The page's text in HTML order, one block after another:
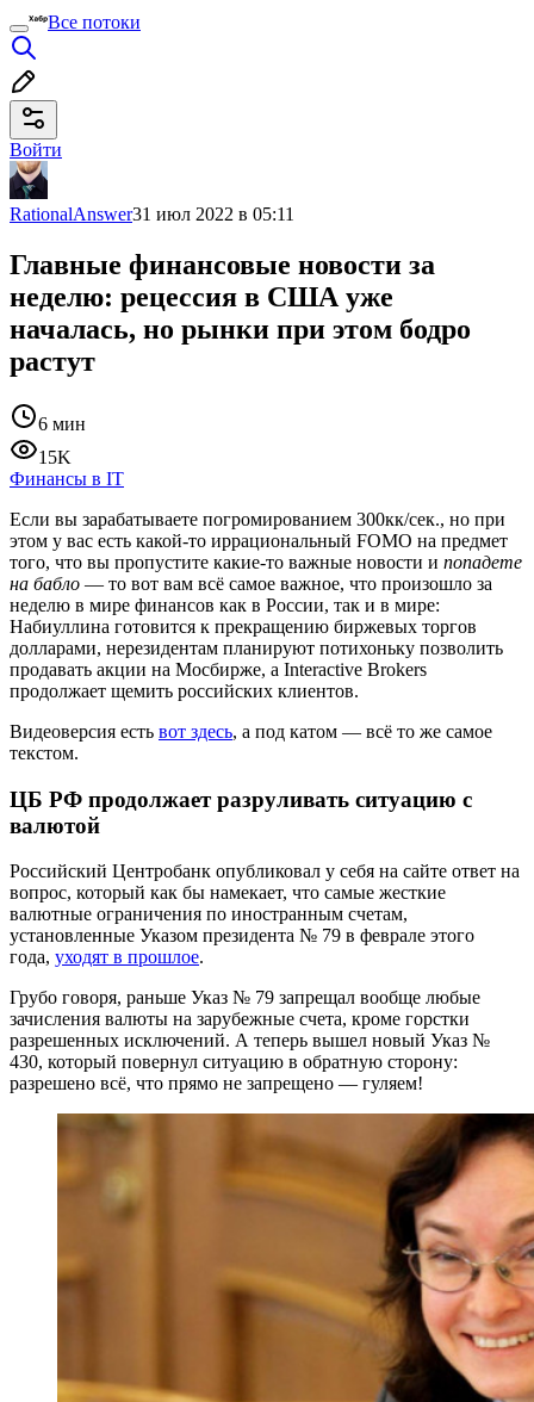
Все потоки
Войти
RationalAnswer31 июл 2022 в 05:11
Главные финансовые новости за
неделю: рецессия в США уже
началась, но рынки при этом бодро
растут
6 мин
15K
Финансы в IT
Если вы зарабатываете погромированием 300кк/сек., но при
этом у вас есть какой-то иррациональный FOMO на предмет
того, что вы пропустите какие-то важные новости и попадете
на бабло — то вот вам всё самое важное, что произошло за
неделю в мире финансов как в России, так и в мире:
Набиуллина готовится к прекращению биржевых торгов
долларами, нерезидентам планируют потихоньку позволить
продавать акции на Мосбирже, а Interactive Brokers
продолжает щемить российских клиентов.
Видеоверсия есть вот здесь, а под катом — всё то же самое
текстом.
ЦБ РФ продолжает разруливать ситуацию с
валютой
Российский Центробанк опубликовал у себя на сайте ответ на
вопрос, который как бы намекает, что самые жесткие
валютные ограничения по иностранным счетам,
установленные Указом президента № 79 в феврале этого
года, уходят в прошлое.
Грубо говоря, раньше Указ № 79 запрещал вообще любые
зачисления валюты на зарубежные счета, кроме горстки
разрешенных исключений. А теперь вышел новый Указ №
430, который повернул ситуацию в обратную сторону:
разрешено всё, что прямо не запрещено — гуляем!